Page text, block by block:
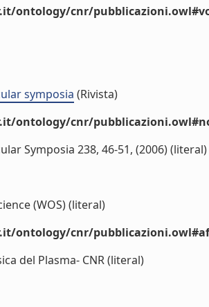
ontology/cnr/
symposia (Rivista)
ontology/cnr/
Symposia 238, 46-51, (2006) (literal)
(WOS) (literal)
ontology/cnr/
del Plasma- CNR (literal)